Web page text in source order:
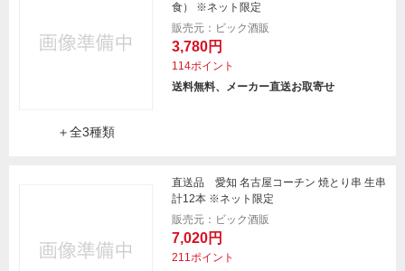
＋全3種類
食） ※ネット限定
販売元：ビック酒販
3,780円
114ポイント
送料無料、メーカー直送お取寄せ
直送品 愛知 名古屋コーチン 焼とり串 生串
計12本 ※ネット限定
販売元：ビック酒販
7,020円
211ポイント